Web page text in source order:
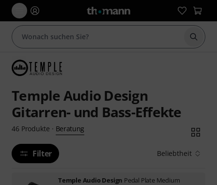
Suche
Temple Audio Design
Gitarren- und Bass-Effekte
46 Produkte · Beratung
Filter Beliebtheit
Temple Audio Design Pedal Plate Medium